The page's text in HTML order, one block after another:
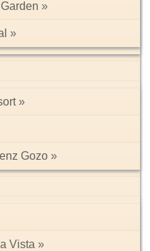
Gozo
Vista